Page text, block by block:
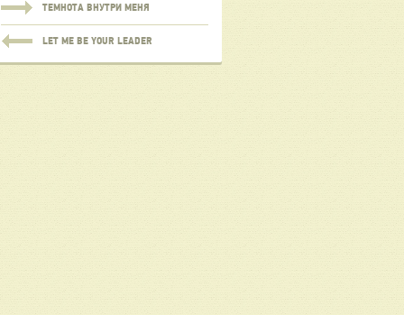
ТЕМНОТА ВНУТРИ МЕНЯ
LET ME BE YOUR LEADER